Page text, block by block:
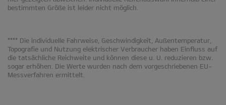
bestimmten Größe ist leider nicht möglich.
**** Die individuelle Fahrweise, Geschwindigkeit, Außentemperatur,
Topografie und Nutzung elektrischer Verbraucher haben Einfluss auf
die tatsächliche Reichweite und können diese u. U. reduzieren bzw.
sogar erhöhen. Die Werte wurden nach dem vorgeschriebenen EU-
Messverfahren ermittelt.